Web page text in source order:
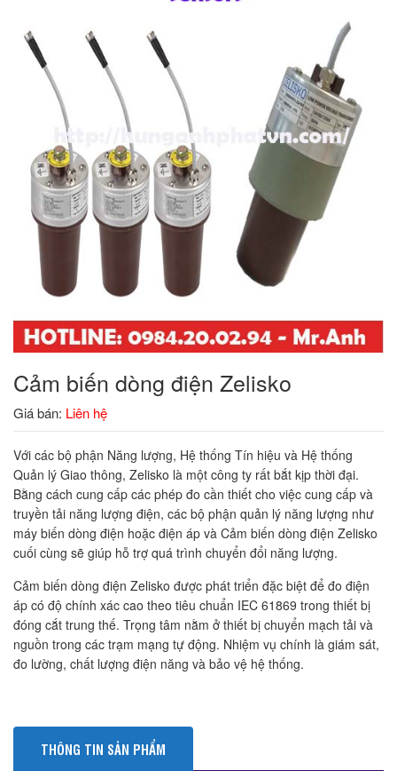
Cảm biến dòng điện Zelisko
Giá bán: Liên hệ
Với các bộ phận Năng lượng, Hệ thống Tín hiệu và Hệ thống
Quản lý Giao thông, Zelisko là một công ty rất bắt kịp thời đại.
Bằng cách cung cấp các phép đo cần thiết cho việc cung cấp và
truyền tải năng lượng điện, các bộ phận quản lý năng lượng như
máy biến dòng điện hoặc điện áp và Cảm biến dòng điện Zelisko
cuối cùng sẽ giúp hỗ trợ quá trình chuyển đổi năng lượng.
Cảm biến dòng điện Zelisko được phát triển đặc biệt để đo điện
áp có độ chính xác cao theo tiêu chuẩn IEC 61869 trong thiết bị
đóng cắt trung thế. Trọng tâm nằm ở thiết bị chuyển mạch tải và
nguồn trong các trạm mạng tự động. Nhiệm vụ chính là giám sát,
đo lường, chất lượng điện năng và bảo vệ hệ thống.
THÔNG TIN SẢN PHẨM